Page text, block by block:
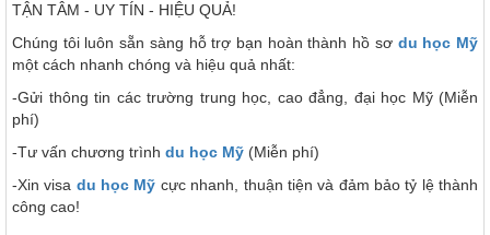
TẬN TÂM - UY TÍN - HIỆU QUẢ!
Chúng tôi luôn sẵn sàng hỗ trợ bạn hoàn thành hồ sơ du học Mỹ
một cách nhanh chóng và hiệu quả nhất:
-Gửi thông tin các trường trung học, cao đẳng, đại học Mỹ (Miễn
phí)
-Tư vấn chương trình du học Mỹ (Miễn phí)
-Xin visa du học Mỹ cực nhanh, thuận tiện và đảm bảo tỷ lệ thành
công cao!